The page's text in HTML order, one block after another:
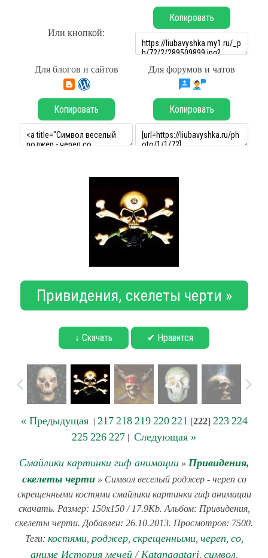
Или кнопкой:
Копировать
Для блогов и сайтов Для форумов и чатов
Копировать Копировать
Привидения, скелеты черти »
↓ Скачать ✔ Нравится
« Предыдущая| 217 218 219 220 221 [222] 223 224
225 226 227 | Следующая »
Смайлики картинки гиф анимации» Привидения,
скелеты черти» Символ веселый роджер - череп со
скрещенными костями смайлики картинки гиф анимации
скачать. Размер: 150x150 / 17.9Kb. Альбом: Привидения,
скелеты черти. Добавлен: 26.10.2013. Просмотров: 7500.
Теги: костями, роджер, скрещенными, череп со,
аниме История мечей / Katanagatari, символ,